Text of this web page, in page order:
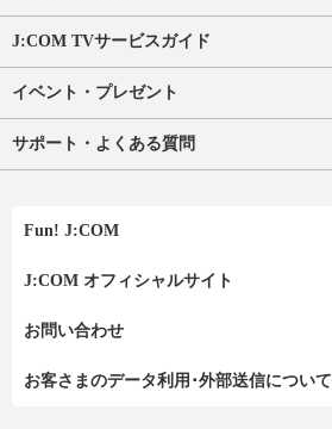
J:COM TVサービスガイド
イベント・プレゼント
サポート・よくある質問
Fun! J:COM
J:COM オフィシャルサイト
お問い合わせ
お客さまのデータ利用･外部送信について